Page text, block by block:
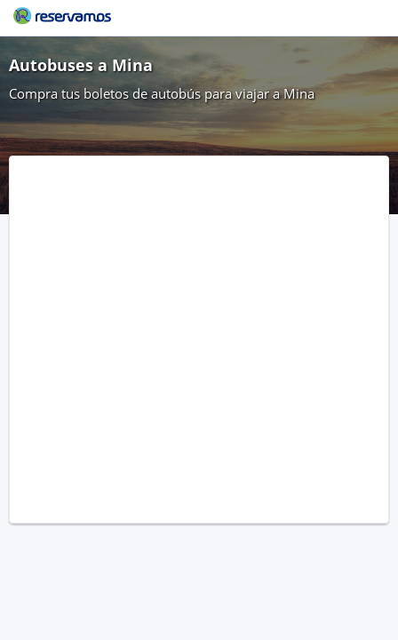
Autobuses a Mina
Compra tus boletos de autobús para viajar a Mina